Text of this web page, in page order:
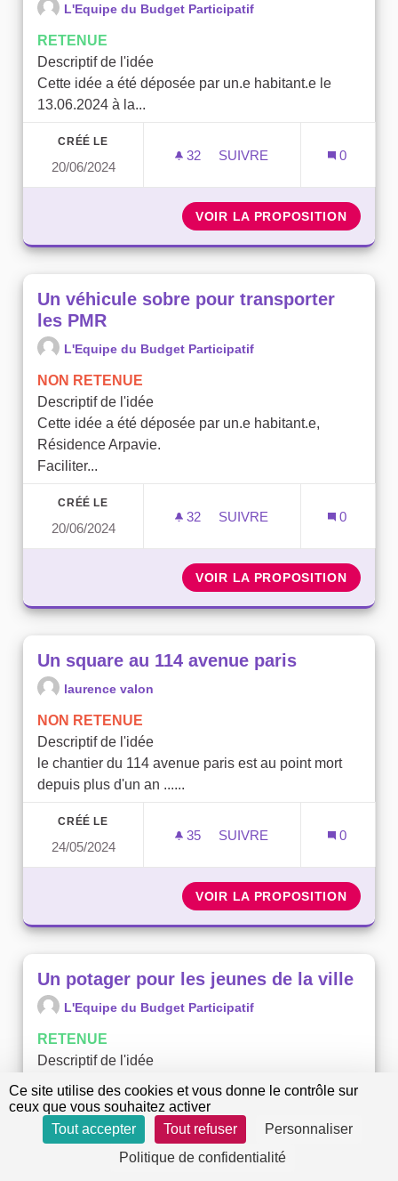
L'Equipe du Budget Participatif
RETENUE
Descriptif de l'idée
Cette idée a été déposée par un.e habitant.e le
13.06.2024 à la...
CRÉÉ LE
20/06/2024
32 32 ABONNÉS
SUIVRE
0
VOIR LA PROPOSITION UN
Un véhicule sobre pour transporter
les PMR
L'Equipe du Budget Participatif
NON RETENUE
Descriptif de l'idée
Cette idée a été déposée par un.e habitant.e,
Résidence Arpavie.
Faciliter...
CRÉÉ LE
20/06/2024
32 32 ABONNÉS
SUIVRE
0
VOIR LA PROPOSITION UN
Un square au 114 avenue paris
laurence valon
NON RETENUE
Descriptif de l'idée
le chantier du 114 avenue paris est au point mort
depuis plus d'un an ......
CRÉÉ LE
24/05/2024
35 35 ABONNÉS
SUIVRE
0
VOIR LA PROPOSITION UN
Un potager pour les jeunes de la ville
L'Equipe du Budget Participatif
RETENUE
Descriptif de l'idée
Cette idée a été déposée par une.e habitant.e le
15.05.2024 au parc du 8...
32 32 ABONNÉS
SUIVRE
UN POTAGER POUR LES
Ce site utilise des cookies et vous donne le contrôle sur
ceux que vous souhaitez activer
Tout accepter
Tout refuser
Personnaliser
Politique de confidentialité